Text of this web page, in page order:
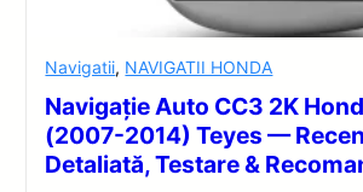
Navigatii, NAVIGATII HONDA
Navigație Auto CC3 2K
(2007-2014) Teyes —
Detaliată, Testare &